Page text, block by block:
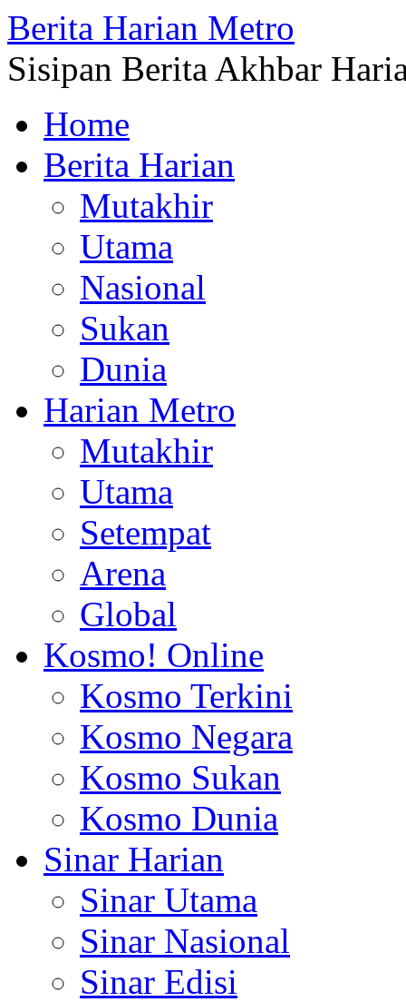
Berita Harian Metro
Sisipan Berita Akhbar
Home
Berita Harian
Mutakhir
Utama
Nasional
Sukan
Dunia
Harian Metro
Mutakhir
Utama
Setempat
Arena
Global
Kosmo! Online
Kosmo Terkini
Kosmo Negara
Kosmo Sukan
Kosmo Dunia
Sinar Harian
Sinar Utama
Sinar Nasional
Sinar Edisi